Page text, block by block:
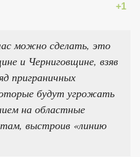
+1
можно сделать, это
и Черниговщине, взяв
приграничных
будут угрожать
на областные
выстроив «линию